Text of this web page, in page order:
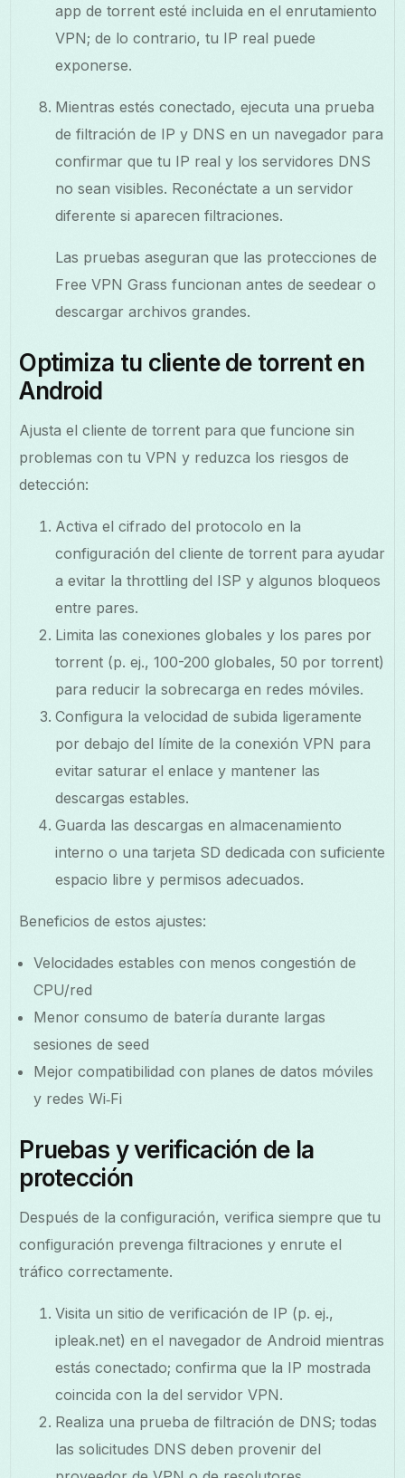
app de torrent esté incluida en el enrutamiento
VPN; de lo contrario, tu IP real puede
exponerse.
Mientras estés conectado, ejecuta una prueba
de filtración de IP y DNS en un navegador para
confirmar que tu IP real y los servidores DNS
no sean visibles. Reconéctate a un servidor
diferente si aparecen filtraciones.
Las pruebas aseguran que las protecciones de
Free VPN Grass funcionan antes de seedear o
descargar archivos grandes.
Optimiza tu cliente de torrent en
Android
Ajusta el cliente de torrent para que funcione sin
problemas con tu VPN y reduzca los riesgos de
detección:
Activa el cifrado del protocolo en la
configuración del cliente de torrent para ayudar
a evitar la throttling del ISP y algunos bloqueos
entre pares.
Limita las conexiones globales y los pares por
torrent (p. ej., 100-200 globales, 50 por torrent)
para reducir la sobrecarga en redes móviles.
Configura la velocidad de subida ligeramente
por debajo del límite de la conexión VPN para
evitar saturar el enlace y mantener las
descargas estables.
Guarda las descargas en almacenamiento
interno o una tarjeta SD dedicada con suficiente
espacio libre y permisos adecuados.
Beneficios de estos ajustes:
Velocidades estables con menos congestión de
CPU/red
Menor consumo de batería durante largas
sesiones de seed
Mejor compatibilidad con planes de datos móviles
y redes Wi‑Fi
Pruebas y verificación de la
protección
Después de la configuración, verifica siempre que tu
configuración prevenga filtraciones y enrute el
tráfico correctamente.
Visita un sitio de verificación de IP (p. ej.,
ipleak.net) en el navegador de Android mientras
estás conectado; confirma que la IP mostrada
coincida con la del servidor VPN.
Realiza una prueba de filtración de DNS; todas
las solicitudes DNS deben provenir del